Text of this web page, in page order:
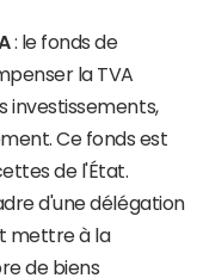
: le fonds de
la TVA
investissements,
Ce fonds est
de l'État.
d'une délégation
mettre à la
de biens